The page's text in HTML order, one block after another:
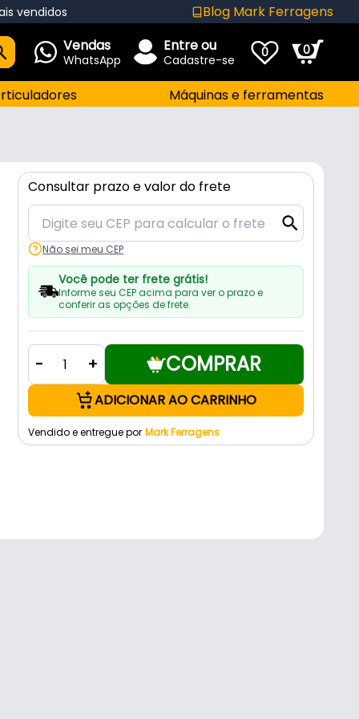
vendidos Blog Mark Ferragens
Vendas
WhatsApp
Entre ou
Cadastre-se 0 0
Máquinas e ferramentas
Consultar prazo e valor do frete
Não sei meu CEP
Você pode ter frete grátis!
Informe seu CEP acima para ver o prazo e
conferir as opções de frete.
- + COMPRAR
ADICIONAR AO CARRINHO
Vendido e entregue por Mark Ferragens